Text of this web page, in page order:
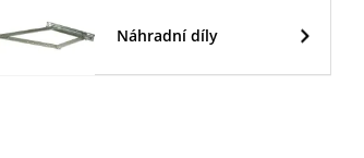
Náhradní díly